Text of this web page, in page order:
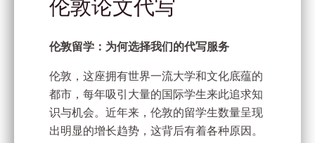
伦敦论文代写
伦敦留学：为何选择我们的代写服务
伦敦，这座拥有世界一流大学和文化底蕴的
都市，每年吸引大量的国际学生来此追求知
识与机会。近年来，伦敦的留学生数量呈现
出明显的增长趋势，这背后有着各种原因。